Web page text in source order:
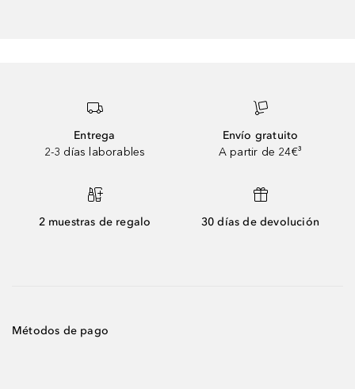
Entrega
2-3 días laborables
Envío gratuito
A partir de 24€³
2 muestras de regalo 30 días de devolución
Métodos de pago